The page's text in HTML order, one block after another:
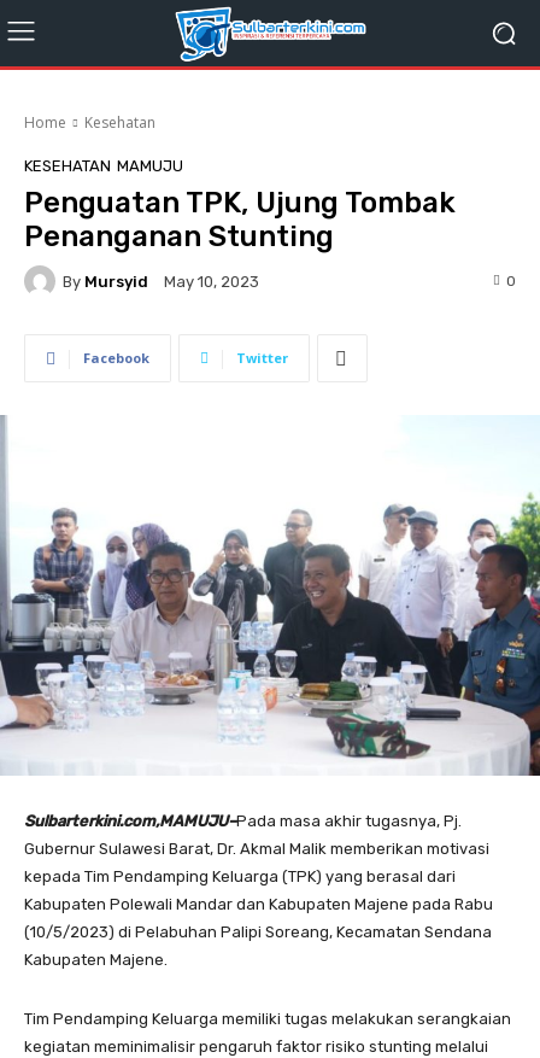
Home Kesehatan
KESEHATAN MAMUJU
Penguatan TPK, Ujung Tombak
Penanganan Stunting
By Mursyid May 10, 2023 0
Facebook Twitter
Sulbarterkini.com,MAMUJU–Pada masa akhir tugasnya, Pj.
Gubernur Sulawesi Barat, Dr. Akmal Malik memberikan motivasi
kepada Tim Pendamping Keluarga (TPK) yang berasal dari
Kabupaten Polewali Mandar dan Kabupaten Majene pada Rabu
(10/5/2023) di Pelabuhan Palipi Soreang, Kecamatan Sendana
Kabupaten Majene.
Tim Pendamping Keluarga memiliki tugas melakukan serangkaian
kegiatan meminimalisir pengaruh faktor risiko stunting melalui